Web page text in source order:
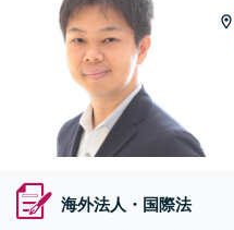
海外法人・国際法